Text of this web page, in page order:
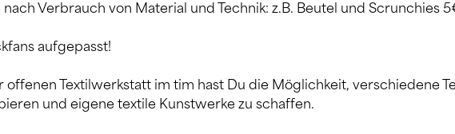
Verbrauch von Material und Technik: z.B. Beutel und Scrunchies
aufgepasst!
offenen Textilwerkstatt im tim hast Du die Möglichkeit, verschiedene
und eigene textile Kunstwerke zu schaffen.